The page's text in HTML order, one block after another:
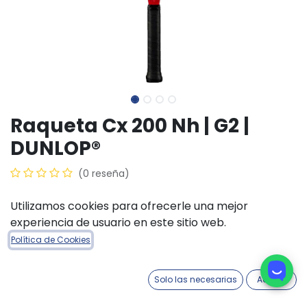
Raqueta Cx 200 Nh | G2 |
DUNLOP®
(0 reseña)
$328.230,00
Utilizamos cookies para ofrecerle una mejor
experiencia de usuario en este sitio web.
Política de Cookies
Solo las necesarias Acepto